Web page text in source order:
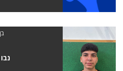
בן 15 | 1.86